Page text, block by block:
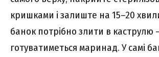
кришками і залиште на 15–20
банок потрібно злити в каструлю
готуватиметься маринад. У самі